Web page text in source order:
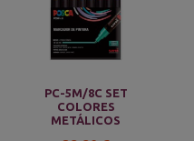
PC-5M/8C SET
COLORES
METÁLICOS